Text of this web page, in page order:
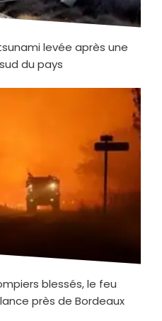
levée après une
du pays
blessés, le feu
près de Bordeaux